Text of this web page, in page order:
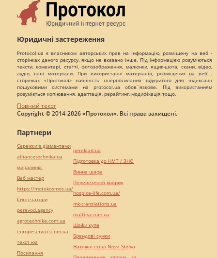
Юридичні застереження
Protocol.ua є власником авторських прав на інформацію, розміщену на веб -
сторінках даного ресурсу, якщо не вказано інше. Під інформацією розуміються
тексти, коментарі, статті, фотозображення, малюнки, ящик-шота, скани, відео,
аудіо, інші матеріали. При використанні матеріалів, розміщених на веб -
сторінках «Протокол» наявність гіперпосилання відкритого для індексації
пошуковими системами на protocol.ua обов`язкове. Під використанням
розуміється копіювання, адаптація, рерайтинг, модифікація тощо.
Повний текст
Copyright © 2014-2026 «Протокол». Всі права захищені.
Партнери
Сережки з діамантами
alliancetechnika.ua
миралинкс
Веб мастер
https://motokosmos.ua/
Синтезатори
perevod.agency
agrotechnika.com.ua
europeservice.com.ua
текст юа
Посилання
pereklad.ua
Підготовка до НМТ / ЗНО
Винна шафа
Перевезення хворих
hospice-life.com.ua/
mk-translations.ua
maltina.com.ua
Шафи купе
Брендові сумки
Натяжні стелі Nova Stelya